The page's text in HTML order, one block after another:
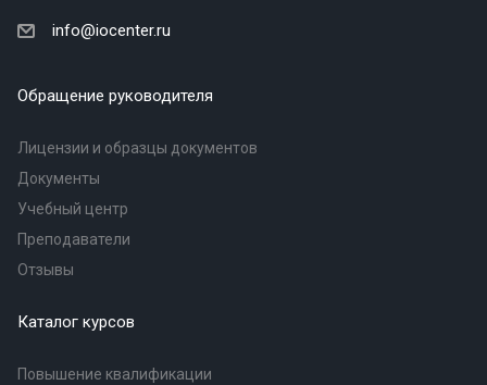
info@iocenter.ru
Обращение руководителя
Лицензии и образцы документов
Документы
Учебный центр
Преподаватели
Отзывы
Каталог курсов
Повышение квалификации